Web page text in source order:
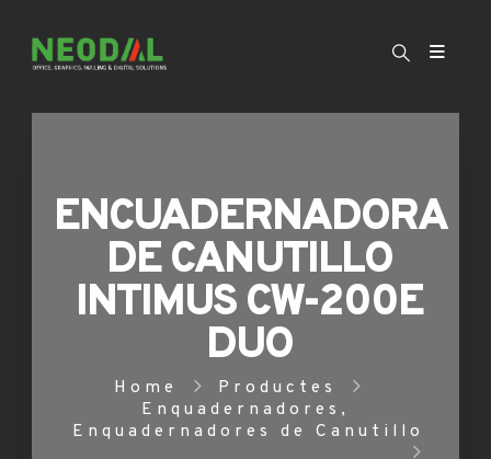
ENCUADERNADORA
DE CANUTILLO
INTIMUS CW-200E
DUO
Home
Productes
Enquadernadores ,
Enquadernadores de Canutillo